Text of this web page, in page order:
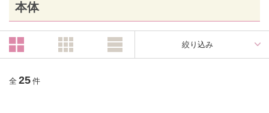
本体
絞り込み
全 25 件